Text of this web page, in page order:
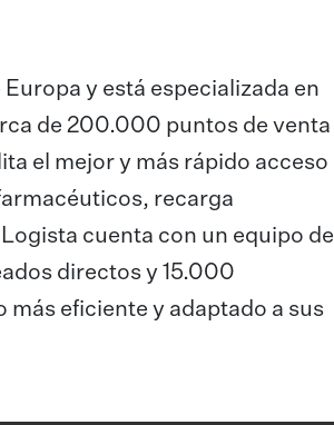
y está especializada en
de 200.000 puntos de venta
el mejor y más rápido acceso
recarga
cuenta con un equipo de
directos y 15.000
eficiente y adaptado a sus